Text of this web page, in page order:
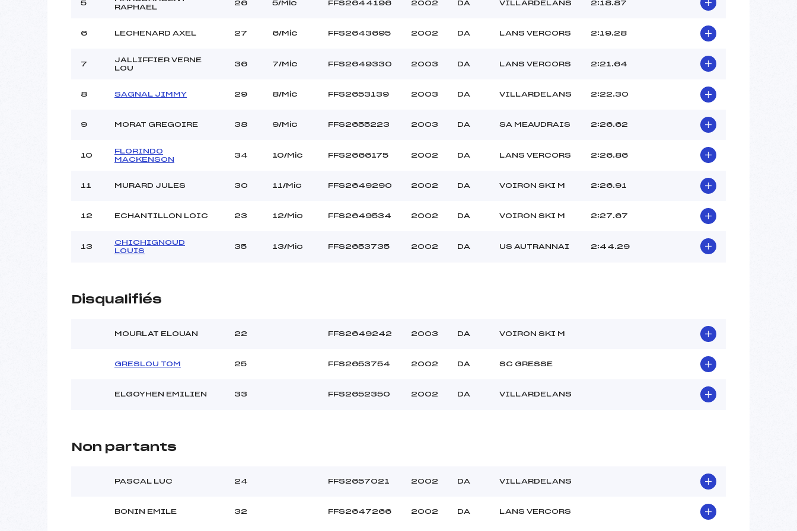
Neige :
DURE
Température arrivée :
-5
5
RAPHAEL
26 5/Mic FFS2644196 2002 DA VILLARDELANS 2:18.87
6 LECHENARD AXEL 27 6/Mic FFS2643695 2002 DA LANS VERCORS 2:19.28
7
JALLIFFIER VERNE
LOU
36 7/Mic FFS2649330 2003 DA LANS VERCORS 2:21.64
8 SAGNAL JIMMY 29 8/Mic FFS2653139 2003 DA VILLARDELANS 2:22.30
9 MORAT GREGOIRE 38 9/Mic FFS2655223 2003 DA SA MEAUDRAIS 2:26.62
10
FLORINDO
MACKENSON
34 10/Mic FFS2666175 2002 DA LANS VERCORS 2:26.86
11 MURARD JULES 30 11/Mic FFS2649290 2002 DA VOIRON SKI M 2:26.91
12 ECHANTILLON LOIC 23 12/Mic FFS2649534 2002 DA VOIRON SKI M 2:27.67
13
CHICHIGNOUD
LOUIS
35 13/Mic FFS2653735 2002 DA US AUTRANNAI 2:44.29
Disqualifiés
MOURLAT ELOUAN 22 FFS2649242 2003 DA VOIRON SKI M
GRESLOU TOM 25 FFS2653754 2002 DA SC GRESSE
ELGOYHEN EMILIEN 33 FFS2652350 2002 DA VILLARDELANS
Non partants
PASCAL LUC 24 FFS2657021 2002 DA VILLARDELANS
BONIN EMILE 32 FFS2647266 2002 DA LANS VERCORS